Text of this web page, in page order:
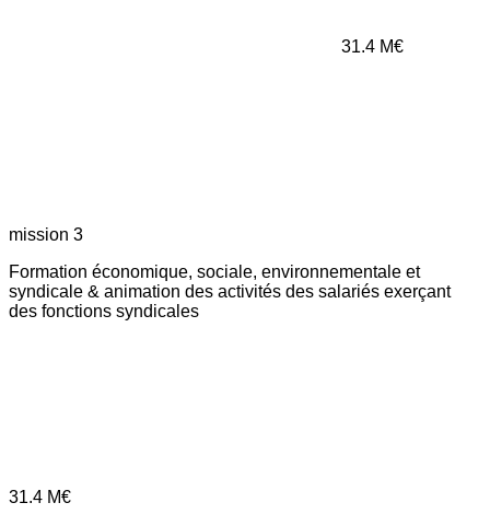
31.4 M€
mission 3
Formation économique, sociale, environnementale et
syndicale & animation des activités des salariés exerçant
des fonctions syndicales
31.4 M€